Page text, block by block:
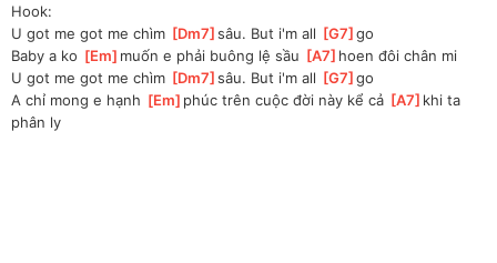
Hook:
U got me got me chìm [Dm7 ]
sâu. But i'm all [G7 ]
go
Baby a ko [Em ]muốn e phải buông lệ sầu [A7 ]hoen đôi chân mi
U got me got me chìm [Dm7 ]
sâu. But i'm all [G7 ]
go
A chỉ mong e hạnh [Em ]phúc trên cuộc đời này kể cả [A7 ]khi ta
phân ly